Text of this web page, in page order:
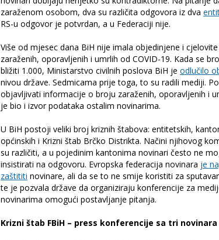
zaraženom osobom, dva su različita odgovora iz dva
RS-u odgovor je potvrdan, a u Federaciji nije.
Više od mjesec dana BiH nije imala objedinjene i
zaraženih, oporavljenih i umrlih od COVID-19. Kada se
bližiti 1.000, Ministarstvo civilnih poslova BiH je odlučilo
nivou države. Sedmicama prije toga, to su radili mediji.
objavljivati informacije o broju zaraženih, oporavljenih i
je bio i izvor podataka ostalim novinarima.
U BiH postoji veliki broj kriznih štabova: entitetskih,
općinskih i Krizni štab Brčko Distrikta. Načini njihovog
su različiti, a u pojedinim kantonima novinari često ne
insistirati na odgovoru. Evropska federacija novinara je
zaštititi novinare, ali da se to ne smije koristiti za
te je pozvala države da organiziraju konferencije za
novinarima omogući postavljanje pitanja.
Krizni štab FBiH – press konferencije sa tri novinara